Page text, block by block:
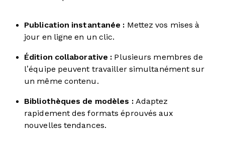
Publication instantanée : Mettez vos mises à
jour en ligne en un clic.
Édition collaborative : Plusieurs membres de
l’équipe peuvent travailler simultanément sur
un même contenu.
Bibliothèques de modèles :Adaptez
rapidement des formats éprouvés aux
nouvelles tendances.